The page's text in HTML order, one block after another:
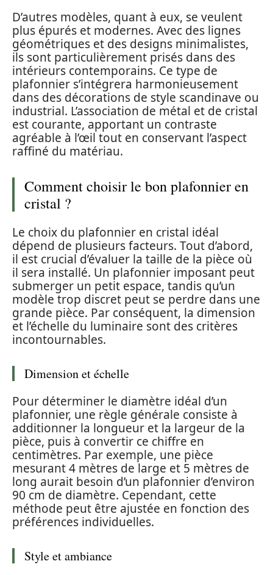
D’autres modèles, quant à eux, se veulent
plus épurés et modernes. Avec des lignes
géométriques et des designs minimalistes,
ils sont particulièrement prisés dans des
intérieurs contemporains. Ce type de
plafonnier s’intégrera harmonieusement
dans des décorations de style scandinave ou
industrial. L’association de métal et de cristal
est courante, apportant un contraste
agréable à l’œil tout en conservant l’aspect
raffiné du matériau.
Comment choisir le bon plafonnier en
cristal ?
Le choix du plafonnier en cristal idéal
dépend de plusieurs facteurs. Tout d’abord,
il est crucial d’évaluer la taille de la pièce où
il sera installé. Un plafonnier imposant peut
submerger un petit espace, tandis qu’un
modèle trop discret peut se perdre dans une
grande pièce. Par conséquent, la dimension
et l’échelle du luminaire sont des critères
incontournables.
Dimension et échelle
Pour déterminer le diamètre idéal d’un
plafonnier, une règle générale consiste à
additionner la longueur et la largeur de la
pièce, puis à convertir ce chiffre en
centimètres. Par exemple, une pièce
mesurant 4 mètres de large et 5 mètres de
long aurait besoin d’un plafonnier d’environ
90 cm de diamètre. Cependant, cette
méthode peut être ajustée en fonction des
préférences individuelles.
Style et ambiance